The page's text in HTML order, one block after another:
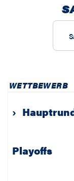
WETTBEWERB
›
Playoffs